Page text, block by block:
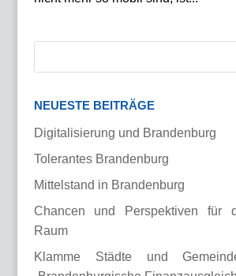
NEUESTE BEITRÄGE
Digitalisierung und Brandenburg
Tolerantes Brandenburg
Mittelstand in Brandenburg
Chancen und Perspektiven für
Raum
Klamme Städte und